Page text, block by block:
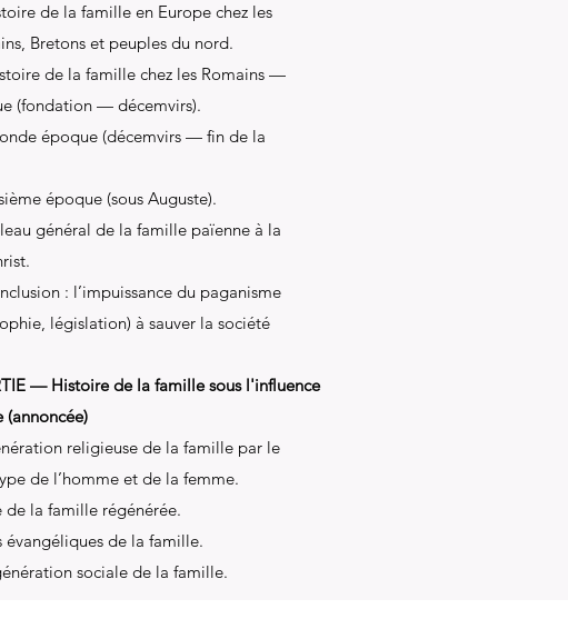
de la famille en Europe chez les
Bretons et peuples du nord.
de la famille chez les Romains —
(fondation — décemvirs).
époque (décemvirs — fin de la
époque (sous Auguste).
général de la famille païenne à la
: l’impuissance du paganisme
législation) à sauver la société
— Histoire de la famille sous l'influence
(annoncée)
religieuse de la famille par le
de l’homme et de la femme.
la famille régénérée.
de la famille.
sociale de la famille.